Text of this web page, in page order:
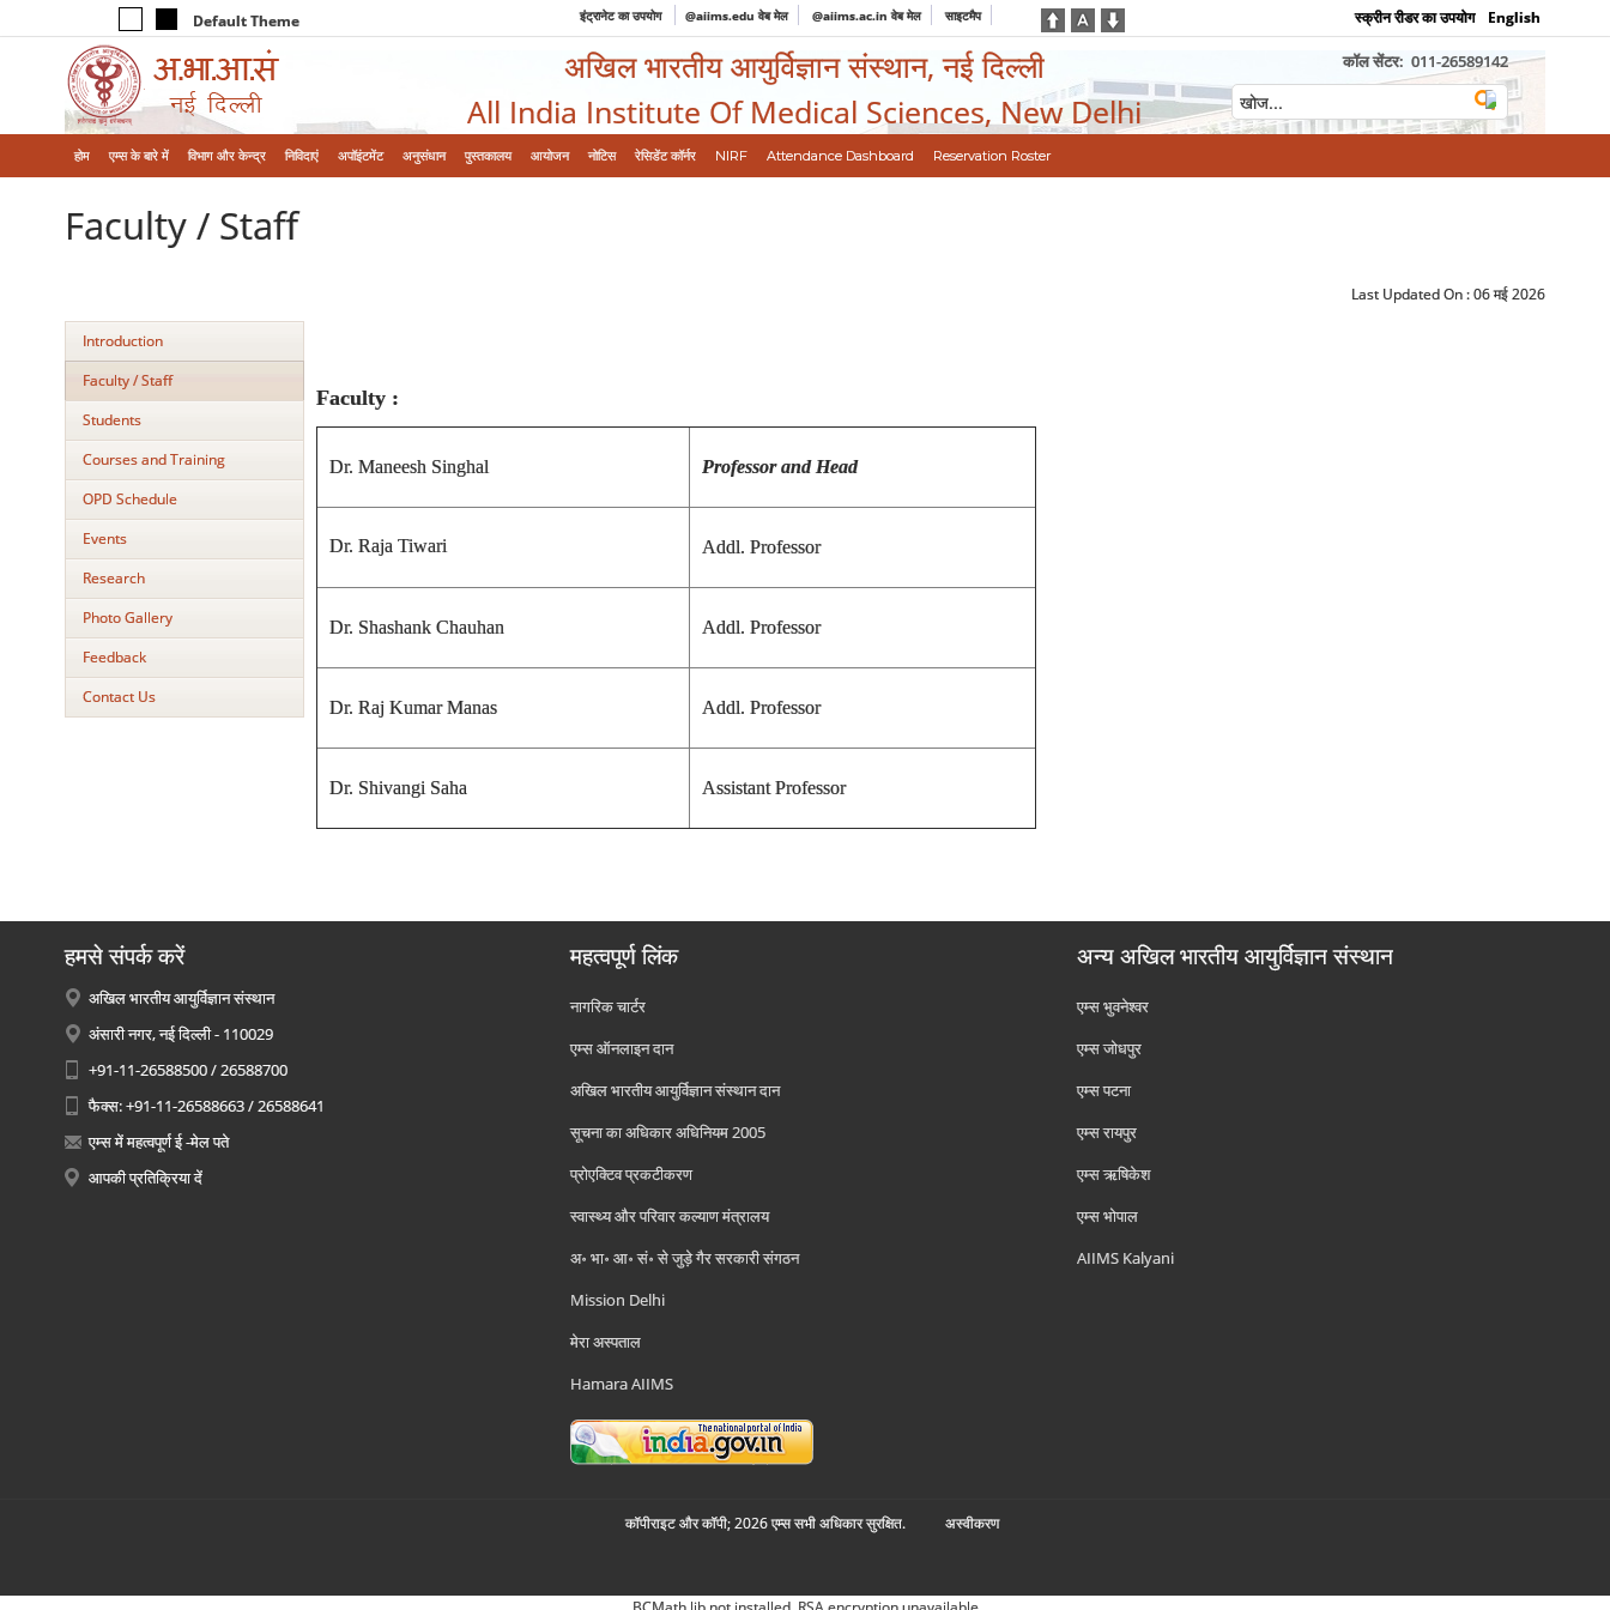
Default Theme इंट्रानेट का उपयोग @aiims.edu वेब मेल @aiims.ac.in वेब मेल साइटमैप स्क्रीन रीडर का उपयोग English
अखिल भारतीय आयुर्विज्ञान संस्थान, नई दिल्ली
All India Institute Of Medical Sciences, New Delhi
कॉल सेंटर: 011-26589142
होम एम्‍स के बारे में विभाग और केन्‍द्र निविदाएं अपॉइंटमेंट अनुसंधान पुस्तकालय आयोजन नोटिस रेसिडेंट कॉर्नर NIRF Attendance Dashboard Reservation Roster
Faculty / Staff
Last Updated On :06 मई 2026
Introduction
Faculty / Staff
Students
Courses and Training
OPD Schedule
Events
Research
Photo Gallery
Feedback
Contact Us
Faculty :
Dr. Maneesh Singhal Professor and Head
Dr. Raja Tiwari Addl. Professor
Dr. Shashank Chauhan Addl. Professor
Dr. Raj Kumar Manas Addl. Professor
Dr. Shivangi Saha Assistant Professor
हमसे संपर्क करें
अखिल भारतीय आयुर्विज्ञान संस्थान
अंसारी नगर, नई दिल्ली - 110029
+91-11-26588500 / 26588700
फैक्स: +91-11-26588663 / 26588641
एम्स में महत्वपूर्ण ई -मेल पते
आपकी प्रतिक्रिया दें
महत्वपूर्ण लिंक
नागरिक चार्टर
एम्स ऑनलाइन दान
अखिल भारतीय आयुर्विज्ञान संस्थान दान
सूचना का अधिकार अधिनियम 2005
प्रोएक्टिव प्रकटीकरण
स्वास्थ्य और परिवार कल्याण मंत्रालय
अ॰ भा॰ आ॰ सं॰ से जुड़े गैर सरकारी संगठन
Mission Delhi
मेरा अस्पताल
Hamara AIIMS
अन्य अखिल भारतीय आयुर्विज्ञान संस्थान
एम्‍स भुवनेश्वर
एम्‍स जोधपुर
एम्‍स पटना
एम्‍स रायपुर
एम्‍स ऋषिकेश
एम्‍स भोपाल
AIIMS Kalyani
कॉपीराइट और कॉपी; 2026 एम्स सभी अधिकार सुरक्षित. अस्‍वीकरण